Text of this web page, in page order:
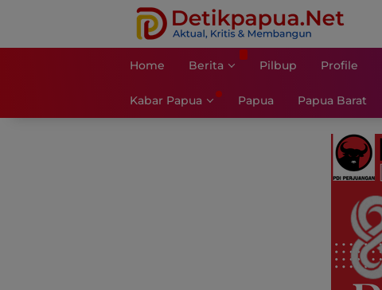
Home Berita Pilbup Profile
Kabar Papua Papua Papua Barat